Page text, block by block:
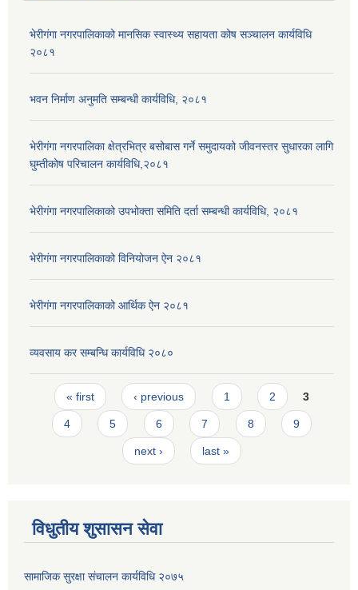
भेरीगंगा नगरपालिकाको मानसिक स्वास्थ्य सहायता कोष सञ्चालन कार्यविधि
२०८१
भवन निर्माण अनुमति सम्बन्धी कार्यविधि, २०८१
भेरीगंगा नगरपालिका क्षेत्रभित्र बसोबास गर्ने समुदायको जीवनस्तर सुधारका लागि
घुम्तीकोष परिचालन कार्यविधि,२०८१
भेरीगंगा नगरपालिकाको उपभोक्ता समिति दर्ता सम्बन्धी कार्यविधि, २०८१
भेरीगंगा नगरपालिकाको विनियोजन ऐन २०८१
भेरीगंगा नगरपालिकाको आर्थिक ऐन २०८१
व्यवसाय कर सम्बन्धि कार्यविधि २०८०
Pages
« first ‹ previous 1 2 3
4 5 6 7 8 9
next › last »
विधुतीय शुसासन सेवा
सामाजिक सुरक्षा संचालन कार्यविधि २०७५